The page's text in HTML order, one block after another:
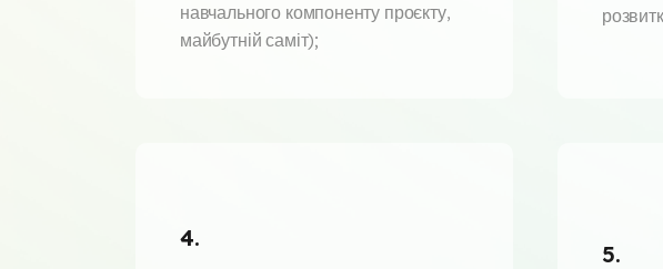
навчального компоненту проєкту,
майбутній саміт);
4.
5.